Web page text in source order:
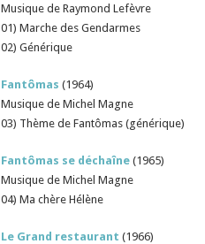
Musique de Raymond Lefèvre
01) Marche des Gendarmes
02) Générique
Fantômas (1964)
Musique de Michel Magne
03) Thème de Fantômas (générique)
Fantômas se déchaîne(1965)
Musique de Michel Magne
04) Ma chère Hélène
Le Grand restaurant (1966)